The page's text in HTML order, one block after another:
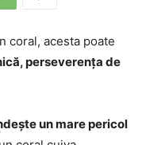
coral, acesta poate
perseverența de
un mare pericol